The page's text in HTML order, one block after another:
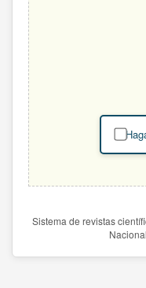
Sistema de revistas